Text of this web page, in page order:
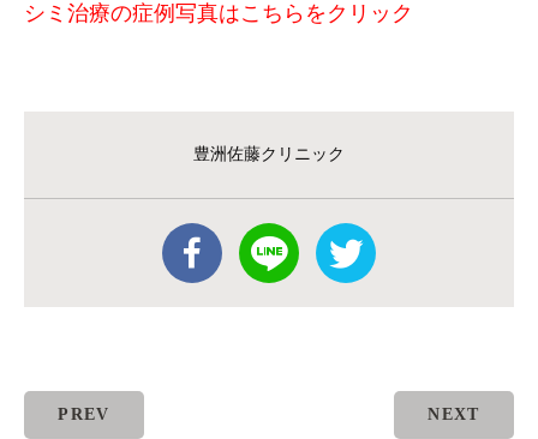
シミ治療の症例写真はこちらをクリック
豊洲佐藤クリニック
PREV NEXT